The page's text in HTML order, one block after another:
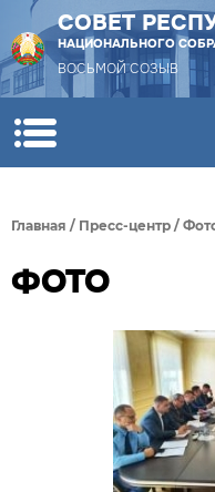
СОВЕТ
НАЦИОНАЛЬНОГО
ВОСЬМОЙ СОЗЫВ
Главная / Пресс-центр /
ФОТО